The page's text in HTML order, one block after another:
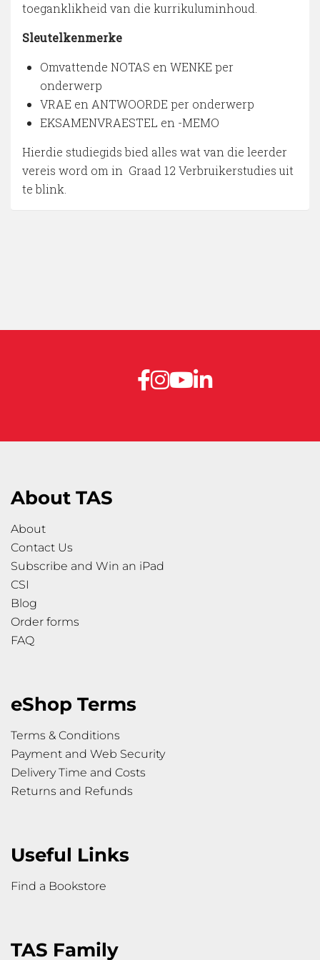
toeganklikheid van die kurrikuluminhoud.
Sleutelkenmerke
Omvattende NOTAS en WENKE per
onderwerp
VRAE en ANTWOORDE per onderwerp
EKSAMENVRAESTEL en -MEMO
Hierdie studiegids bied alles wat van die leerder
vereis word om in Graad 12 Verbruikerstudies uit
te blink.
About TAS
About
Contact Us
Subscribe and Win an iPad
CSI
Blog
Order forms
FAQ
eShop Terms
Terms & Conditions
Payment and Web Security
Delivery Time and Costs
Returns and Refunds
Useful Links
Find a Bookstore
TAS Family